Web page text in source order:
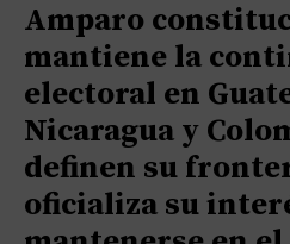
Amparo
mantiene la
electoral en
Nicaragua y
definen su
oficializa su